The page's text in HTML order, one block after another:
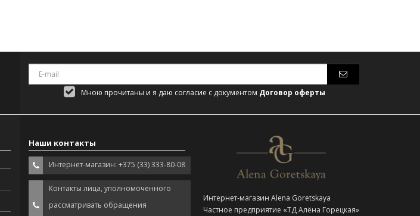
Мною прочитаны и я даю согласие с документом Договор оферты
Наши контакты
Интернет-магазин: +375 (33) 333-80-08
Контакты лица, уполномоченного
рассматривать обращения
Интернет-магазин Alena Goretskaya
Частное предприятие «ТД Алёна Горецкая»